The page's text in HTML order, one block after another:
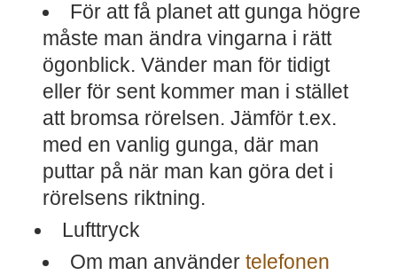
För att få planet att gunga högre
måste man ändra vingarna i rätt
ögonblick. Vänder man för tidigt
eller för sent kommer man i stället
att bromsa rörelsen. Jämför t.ex.
med en vanlig gunga, där man
puttar på när man kan göra det i
rörelsens riktning.
Lufttryck
Om man använder telefonen